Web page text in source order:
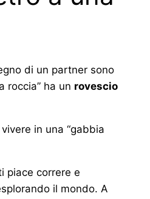
di un partner sono
roccia” ha un rovescio
in una “gabbia
piace correre e
il mondo. A